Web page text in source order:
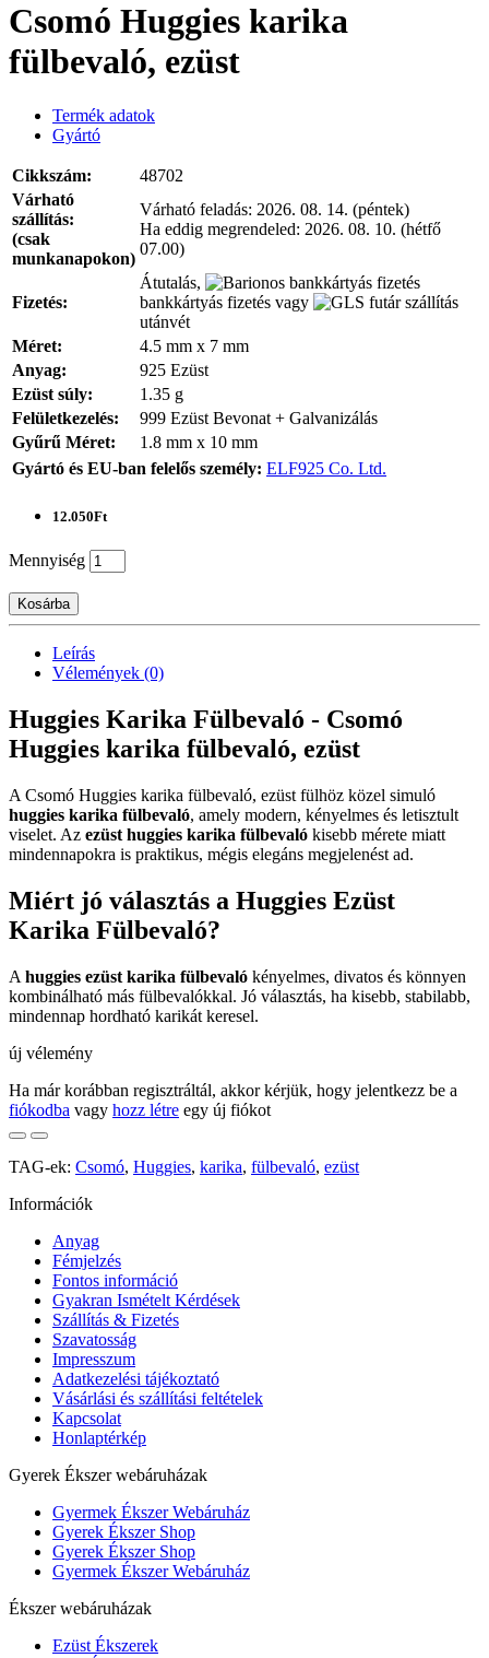
Csomó Huggies karika
fülbevaló, ezüst
Termék adatok
Gyártó
Cikkszám:
48702
Várható
szállítás:
(csak
munkanapokon)
Várható feladás: 2026. 08. 14. (péntek)
Ha eddig megrendeled: 2026. 08. 10. (hétfő
07.00)
Fizetés:
Átutalás,
bankkártyás fizetés vagy
utánvét
Méret:
4.5 mm x 7 mm
Anyag:
925 Ezüst
Ezüst súly:
1.35 g
Felületkezelés:
999 Ezüst Bevonat + Galvanizálás
Gyűrű Méret:
1.8 mm x 10 mm
Gyártó és EU-ban felelős személy: ELF925 Co. Ltd.
12.050Ft
Mennyiség
Kosárba
Leírás
Vélemények (0)
Huggies Karika Fülbevaló - Csomó
Huggies karika fülbevaló, ezüst
A Csomó Huggies karika fülbevaló, ezüst fülhöz közel simuló
huggies karika fülbevaló, amely modern, kényelmes és letisztult
viselet. Az ezüst huggies karika fülbevaló kisebb mérete miatt
mindennapokra is praktikus, mégis elegáns megjelenést ad.
Miért jó választás a Huggies Ezüst
Karika Fülbevaló?
A huggies ezüst karika fülbevaló kényelmes, divatos és könnyen
kombinálható más fülbevalókkal. Jó választás, ha kisebb, stabilabb,
mindennap hordható karikát keresel.
új vélemény
Ha már korábban regisztráltál, akkor kérjük, hogy jelentkezz be a
fiókodba vagy hozz létre egy új fiókot
TAG-ek: Csomó, Huggies, karika, fülbevaló, ezüst
Információk
Anyag
Fémjelzés
Fontos információ
Gyakran Ismételt Kérdések
Szállítás & Fizetés
Szavatosság
Impresszum
Adatkezelési tájékoztató
Vásárlási és szállítási feltételek
Kapcsolat
Honlaptérkép
Gyerek Ékszer webáruházak
Gyermek Ékszer Webáruház
Gyerek Ékszer Shop
Gyerek Ékszer Shop
Gyermek Ékszer Webáruház
Ékszer webáruházak
Ezüst Ékszerek